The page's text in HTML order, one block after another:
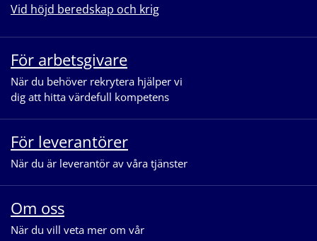
Vid höjd beredskap och krig
För arbetsgivare
När du behöver rekrytera hjälper vi
dig att hitta värdefull kompetens
För leverantörer
När du är leverantör av våra tjänster
Om oss
När du vill veta mer om vår